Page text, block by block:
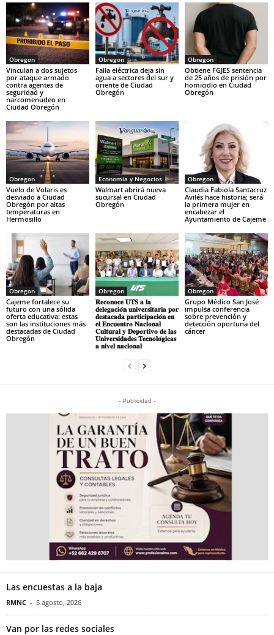
Obregon
Vinculan a dos sujetos
por ataque armado
contra agentes de
seguridad y
narcomenudeo en
Ciudad Obregón
Obregon
Falla eléctrica deja sin
agua a sectores del sur y
oriente de Ciudad
Obregón
Obregon
Obtiene FGJES sentencia
de 25 años de prisión por
homicidio en Ciudad
Obregón
Obregon
Vuelo de Volaris es
desviado a Ciudad
Obregón por altas
temperaturas en
Hermosillo
Economia y Negocios
Walmart abrirá nueva
sucursal en Ciudad
Obregón
Obregon
Claudia Fabiola Santacruz
Avilés hace historia; será
la primera mujer en
encabezar el
Ayuntamiento de Cajeme
Obregon
Cajeme fortalece su
futuro con una sólida
oferta educativa: estas
son las instituciones más
destacadas de Ciudad
Obregón
Obregon
𝐑𝐞𝐜𝐨𝐧𝐨𝐜𝐞 𝐔𝐓𝐒 𝐚 𝐥𝐚
𝐝𝐞𝐥𝐞𝐠𝐚𝐜𝐢𝐨́𝐧 𝐮𝐧𝐢𝐯𝐞𝐫𝐬𝐢𝐭𝐚𝐫𝐢𝐚 𝐩𝐨𝐫
𝐝𝐞𝐬𝐭𝐚𝐜𝐚𝐝𝐚 𝐩𝐚𝐫𝐭𝐢𝐜𝐢𝐩𝐚𝐜𝐢𝐨́𝐧 𝐞𝐧
𝐞𝐥 𝐄𝐧𝐜𝐮𝐞𝐧𝐭𝐫𝐨 𝐍𝐚𝐜𝐢𝐨𝐧𝐚𝐥
𝐂𝐮𝐥𝐭𝐮𝐫𝐚𝐥 𝐲 𝐃𝐞𝐩𝐨𝐫𝐭𝐢𝐯𝐨 𝐝𝐞 𝐥𝐚𝐬
𝐔𝐧𝐢𝐯𝐞𝐫𝐬𝐢𝐝𝐚𝐝𝐞𝐬 𝐓𝐞𝐜𝐧𝐨𝐥𝐨́𝐠𝐢𝐜𝐚𝐬
𝐚 𝐧𝐢𝐯𝐞𝐥 𝐧𝐚𝐜𝐢𝐨𝐧𝐚𝐥
Obregon
Grupo Médico San José
impulsa conferencia
sobre prevención y
detección oportuna del
cáncer
- Publicidad -
Las encuestas a la baja
RMNC - 5 agosto, 2026
Van por las redes sociales